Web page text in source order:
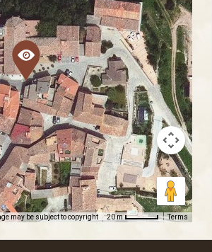
may be subject to copyright 20 m Terms